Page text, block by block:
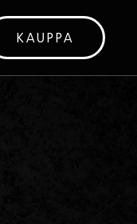
KAUPPA